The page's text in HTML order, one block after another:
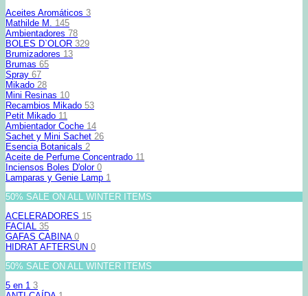
Aceites Aromáticos 3
Mathilde M. 145
Ambientadores 78
BOLES D`OLOR 329
Brumizadores 13
Brumas 65
Spray 67
Mikado 28
Mini Resinas 10
Recambios Mikado 53
Petit Mikado 11
Ambientador Coche 14
Sachet y Mini Sachet 26
Esencia Botanicals 2
Aceite de Perfume Concentrado 11
Inciensos Boles D'olor 0
Lamparas y Genie Lamp 1
50% SALE ON ALL WINTER ITEMS
ACELERADORES 15
FACIAL 35
GAFAS CABINA 0
HIDRAT AFTERSUN 0
50% SALE ON ALL WINTER ITEMS
5 en 1 3